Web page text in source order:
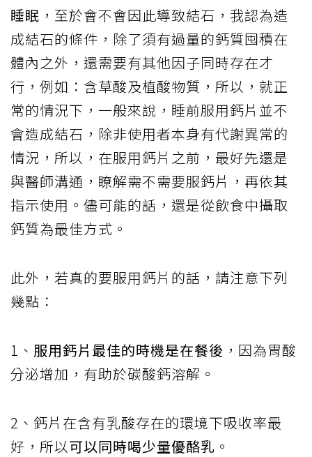
睡眠 ，至於會不會因此導致結石，我認為造
成結石的條件，除了須有過量的鈣質囤積在
體內之外，還需要有其他因子同時存在才
行，例如：含草酸及植酸物質，所以，就正
常的情況下，一般來說，睡前服用鈣片並不
會造成結石，除非使用者本身有代謝異常的
情況，所以，在服用鈣片之前，最好先還是
與醫師溝通，瞭解需不需要服鈣片，再依其
指示使用。儘可能的話，還是從飲食中攝取
鈣質為最佳方式。
此外，若真的要服用鈣片的話，請注意下列
幾點：
1、 服用鈣片最佳的時機是在餐後 ，因為胃酸
分泌增加，有助於碳酸鈣溶解。
2、鈣片在含有乳酸存在的環境下吸收率最
好，所以可以同時喝少量優酪乳 。